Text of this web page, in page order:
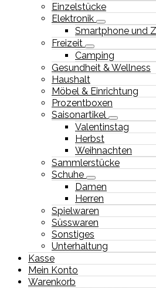
Einzelstücke
Elektronik
Smartphone und
Freizeit
Camping
Gesundheit & Wellness
Haushalt
Möbel & Einrichtung
Prozentboxen
Saisonartikel
Valentinstag
Herbst
Weihnachten
Sammlerstücke
Schuhe
Damen
Herren
Spielwaren
Süsswaren
Sonstiges
Unterhaltung
Kasse
Mein Konto
Warenkorb